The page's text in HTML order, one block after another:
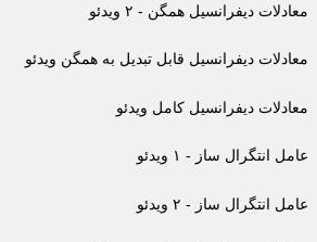
معادلات دیفرانسیل همگن - ۲ ویدئو
معادلات دیفرانسیل قابل تبدیل به همگن ویدئو
معادلات دیفرانسیل کامل ویدئو
عامل انتگرال ساز - ۱ ویدئو
عامل انتگرال ساز - ۲ ویدئو